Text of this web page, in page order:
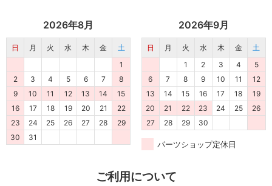
ご利用について
2026年8月
日 月 火 水 木 金
土
1
2
3 4 5 6 7
8
9
10 11 12 13 14
15
16
17 18 19 20 21
22
23
24 25 26 27 28
29
30
31
2026年9月
日 月 火 水 木 金
土
1
2 3 4
5
6
7 8 9 10 11
12
13
14 15 16 17 18
19
20
21 22 23 24 25
26
27
28 29 30
パーツショップ定休日